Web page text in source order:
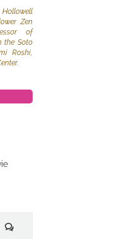
Zen
of
the Soto
Roshi,
Commentaires